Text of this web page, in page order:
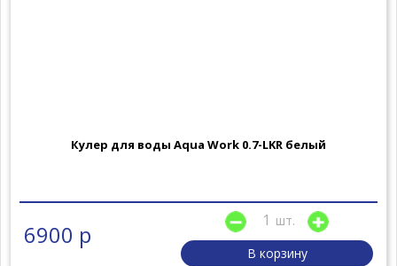
Кулер для воды Aqua Work 0.7-LKR белый
6900 р
шт.
В корзину